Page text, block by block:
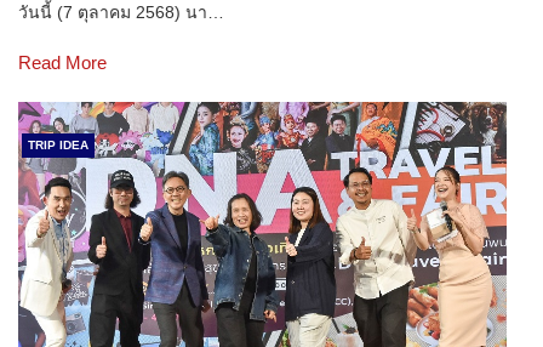
วันนี้ (7 ตุลาคม 2568) นา…
Read More
TRIP IDEA